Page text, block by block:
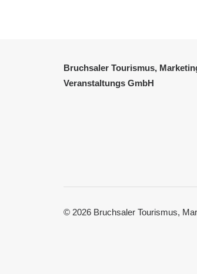
Bruchsaler Tourismus,
Veranstaltungs GmbH
© 2026 Bruchsaler Tourismus,